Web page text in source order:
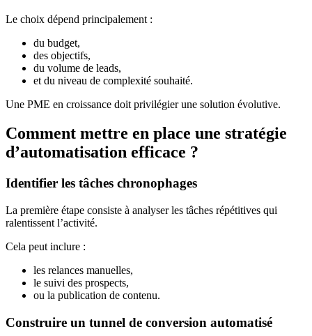
Le choix dépend principalement :
du budget,
des objectifs,
du volume de leads,
et du niveau de complexité souhaité.
Une PME en croissance doit privilégier une solution évolutive.
Comment mettre en place une stratégie
d’automatisation efficace ?
Identifier les tâches chronophages
La première étape consiste à analyser les tâches répétitives qui
ralentissent l’activité.
Cela peut inclure :
les relances manuelles,
le suivi des prospects,
ou la publication de contenu.
Construire un tunnel de conversion automatisé